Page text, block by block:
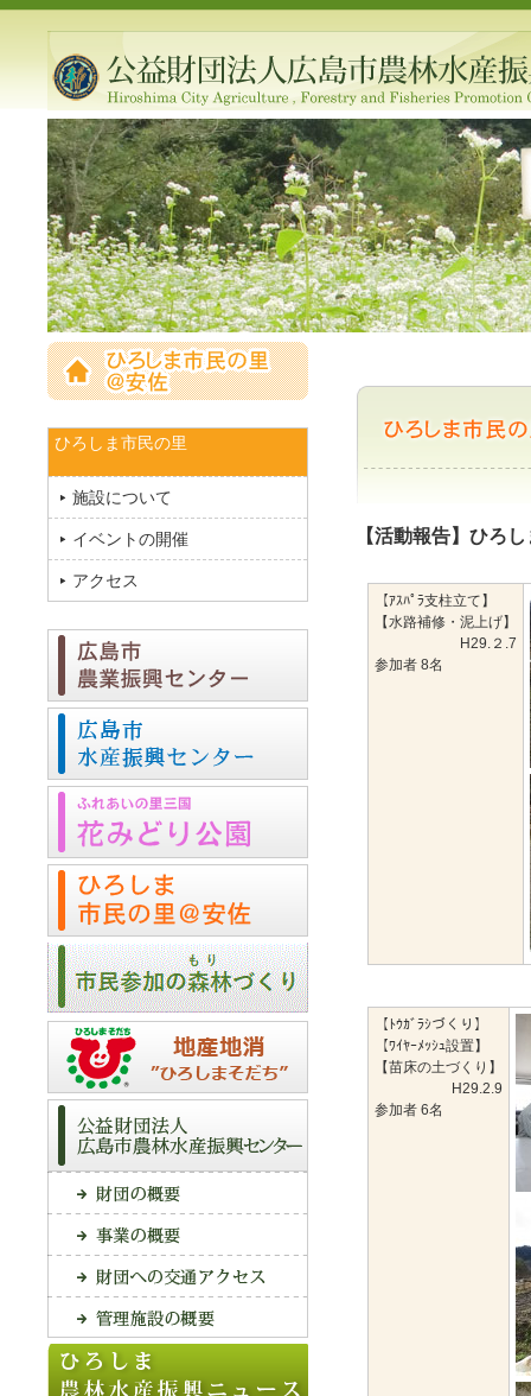
【活動報告】ひろ
【ｱｽﾊﾟﾗ支柱立て】
【水路補修・泥上げ】
H29.２.7
参加者 8名
【ﾄｳｶﾞﾗｼづくり】
【ﾜｲﾔｰﾒｯｼｭ設置】
【苗床の土づくり】
H29.2.9
参加者 6名
ひろしま市民の里
施設について
イベントの開催
アクセス